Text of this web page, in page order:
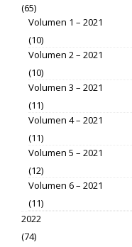
(65)
Volumen 1 – 2021
(10)
Volumen 2 – 2021
(10)
Volumen 3 – 2021
(11)
Volumen 4 – 2021
(11)
Volumen 5 – 2021
(12)
Volumen 6 – 2021
(11)
2022
(74)